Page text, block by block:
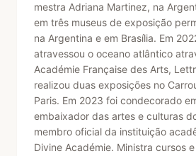
mestra Adriana Martinez, na
em três museus de exposição
na Argentina e em Brasília. Em
atravessou o oceano atlântico
Académie Française des Arts,
realizou duas exposições no
Paris. Em 2023 foi condecorado
embaixador das artes e culturas
membro oficial da instituição
Divine Académie. Ministra cursos